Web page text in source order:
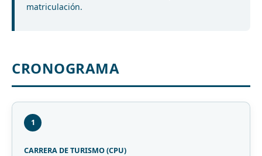
matriculación.
CRONOGRAMA
1
CARRERA DE TURISMO (CPU)